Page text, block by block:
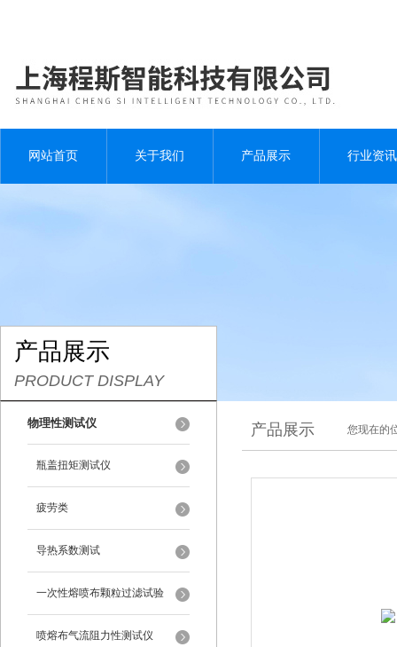
网站首页 关于我们 产品展示 行业资讯
产品展示
PRODUCT DISPLAY
物理性测试仪
瓶盖扭矩测试仪
疲劳类
导热系数测试
一次性熔喷布颗粒过滤试验
喷熔布气流阻力性测试仪
产品展示 您现在的